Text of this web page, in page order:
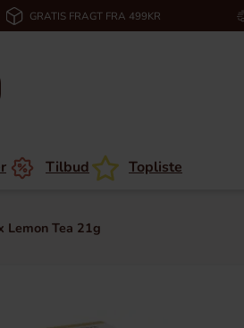
GRATIS FRAGT FRA 499KR
Tilbud Topliste
Lemon Tea 21g